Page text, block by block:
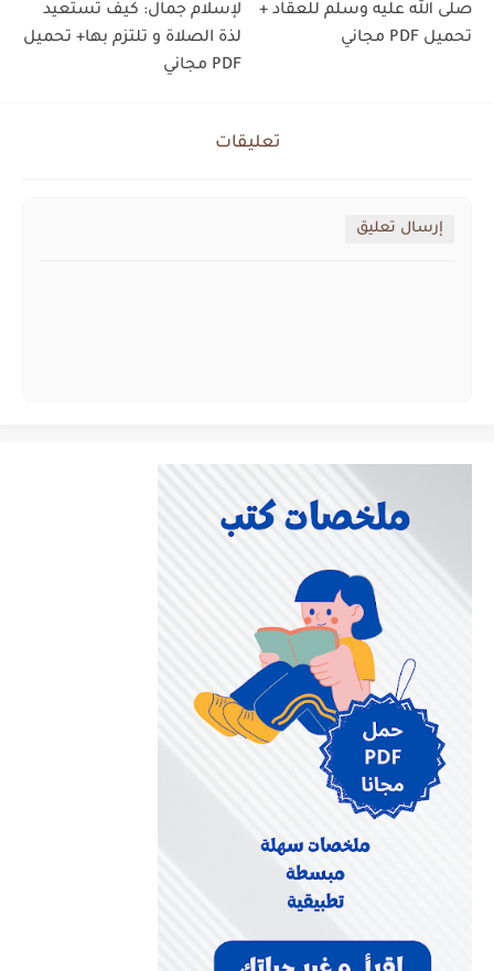
صلى الله عليه وسلم للعقاد +
تحميل PDF مجاني
لإسلام جمال: كيف تستعيد
لذة الصلاة و تلتزم بها+ تحميل
PDF مجاني
تعليقات
إرسال تعليق